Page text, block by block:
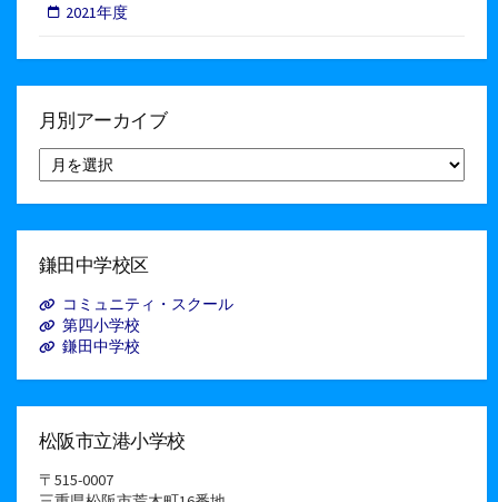
2021年度
月別アーカイブ
別
ア
イ
鎌田中学校区
コミュニティ・スクール
第四小学校
鎌田中学校
松阪市立港小学校
〒515-0007